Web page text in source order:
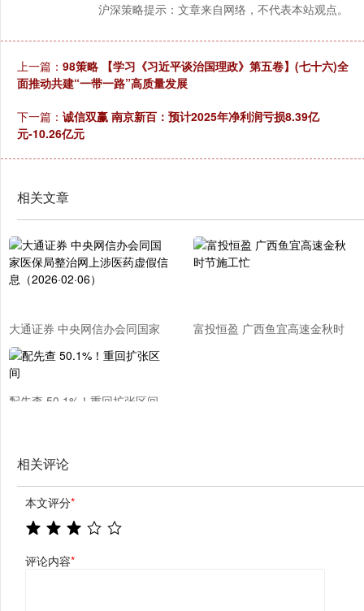
沪深策略提示：文章来自网络，不代表本站观点。
上一篇： 98策略 【学习《习近平谈治国理政》第五卷】(七十六)全
面推动共建“一带一路”高质量发展
下一篇： 诚信双赢 南京新百：预计2025年净利润亏损8.39亿
元-10.26亿元
相关文章
大通证券 中央网信办会同国家
医保局整治网上涉医药虚假信息
（2026·02·06）
富投恒盈 广西鱼宜高速金秋时
配先查 50.1%！重回扩张区间
相关评论
本文评分*
评论内容*